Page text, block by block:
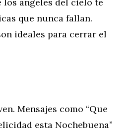
que nunca fallan.
ideales para cerrar el
Mensajes como “Que
esta Nochebuena”